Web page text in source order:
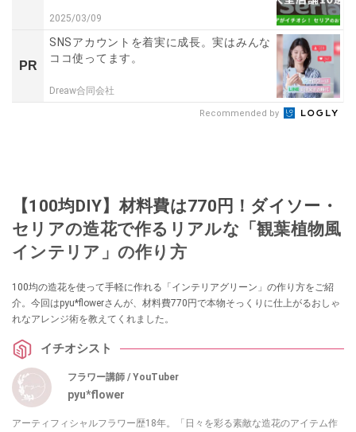
2025/03/09
PR
SNSアカウントを着実に成長。実はみんな
ココ使ってます。
Dreaw合同会社
Recommended by
【100均DIY】材料費は770円！ダイソー・
セリアの造花で作るリアルな「観葉植物風
インテリア」の作り方
100均の造花を使って手軽に作れる「インテリアグリーン」の作り方をご紹
介。今回はpyu*flowerさんが、材料費770円で本物そっくりに仕上がるおしゃ
れなアレンジ術を教えてくれました。
イチオシスト
フラワー講師 / YouTuber
pyu*flower
アーティフィシャルフラワー歴18年。「日々を彩る素敵な造花のアイテム作